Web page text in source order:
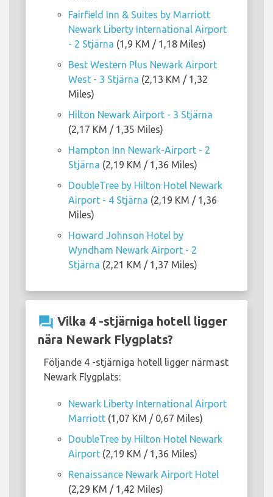
Fairfield Inn & Suites by Marriott
Newark Liberty International Airport
- 2 Stjärna (1,9 KM / 1,18 Miles)
Best Western Plus Newark Airport
West - 3 Stjärna (2,13 KM / 1,32
Miles)
Hilton Newark Airport - 3 Stjärna
(2,17 KM / 1,35 Miles)
Hampton Inn Newark-Airport - 2
Stjärna (2,19 KM / 1,36 Miles)
DoubleTree by Hilton Hotel Newark
Airport - 4 Stjärna (2,19 KM / 1,36
Miles)
Howard Johnson Hotel by
Wyndham Newark Airport - 2
Stjärna (2,21 KM / 1,37 Miles)
question_answer Vilka 4 -stjärniga hotell ligger
nära Newark Flygplats?
Följande 4 -stjärniga hotell ligger närmast
Newark Flygplats:
Newark Liberty International Airport
Marriott (1,07 KM / 0,67 Miles)
DoubleTree by Hilton Hotel Newark
Airport (2,19 KM / 1,36 Miles)
Renaissance Newark Airport Hotel
(2,29 KM / 1,42 Miles)